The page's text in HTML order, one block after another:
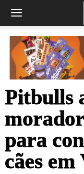
Pitbulls
para
cães